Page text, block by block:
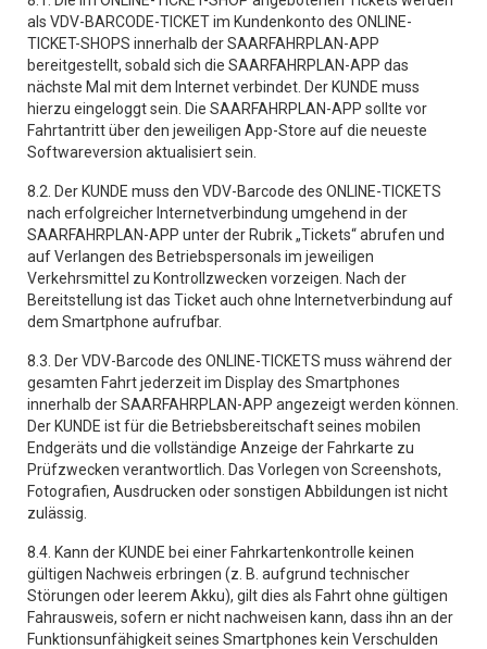
als VDV-BARCODE-TICKET im Kundenkonto des ONLINE-
TICKET-SHOPS innerhalb der SAARFAHRPLAN-APP
bereitgestellt, sobald sich die SAARFAHRPLAN-APP das
nächste Mal mit dem Internet verbindet. Der KUNDE muss
hierzu eingeloggt sein. Die SAARFAHRPLAN-APP sollte vor
Fahrtantritt über den jeweiligen App-Store auf die neueste
Softwareversion aktualisiert sein.
8.2. Der KUNDE muss den VDV-Barcode des ONLINE-TICKETS
nach erfolgreicher Internetverbindung umgehend in der
SAARFAHRPLAN-APP unter der Rubrik „Tickets“ abrufen und
auf Verlangen des Betriebspersonals im jeweiligen
Verkehrsmittel zu Kontrollzwecken vorzeigen. Nach der
Bereitstellung ist das Ticket auch ohne Internetverbindung auf
dem Smartphone aufrufbar.
8.3. Der VDV-Barcode des ONLINE-TICKETS muss während der
gesamten Fahrt jederzeit im Display des Smartphones
innerhalb der SAARFAHRPLAN-APP angezeigt werden können.
Der KUNDE ist für die Betriebsbereitschaft seines mobilen
Endgeräts und die vollständige Anzeige der Fahrkarte zu
Prüfzwecken verantwortlich. Das Vorlegen von Screenshots,
Fotografien, Ausdrucken oder sonstigen Abbildungen ist nicht
zulässig.
8.4. Kann der KUNDE bei einer Fahrkartenkontrolle keinen
gültigen Nachweis erbringen (z. B. aufgrund technischer
Störungen oder leerem Akku), gilt dies als Fahrt ohne gültigen
Fahrausweis, sofern er nicht nachweisen kann, dass ihn an der
Funktionsunfähigkeit seines Smartphones kein Verschulden